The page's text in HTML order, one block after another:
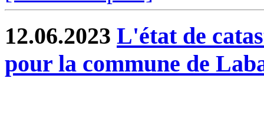
12.06.2023 L'état de
pour la commune de